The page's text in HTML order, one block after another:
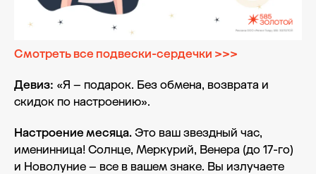
Смотреть все подвески-сердечки >>>
Девиз: «Я – подарок. Без обмена, возврата и
скидок по настроению».
Настроение месяца. Это ваш звездный час,
именинница! Солнце, Меркурий, Венера (до 17-го)
и Новолуние – все в вашем знаке. Вы излучаете